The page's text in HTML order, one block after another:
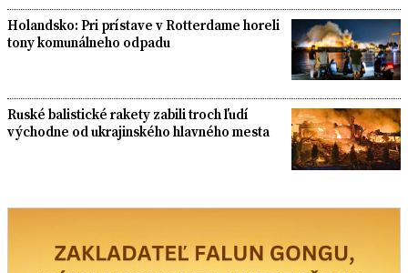
Holandsko: Pri prístave v Rotterdame horeli
tony komunálneho odpadu
Ruské balistické rakety zabili troch ľudí
východne od ukrajinského hlavného mesta